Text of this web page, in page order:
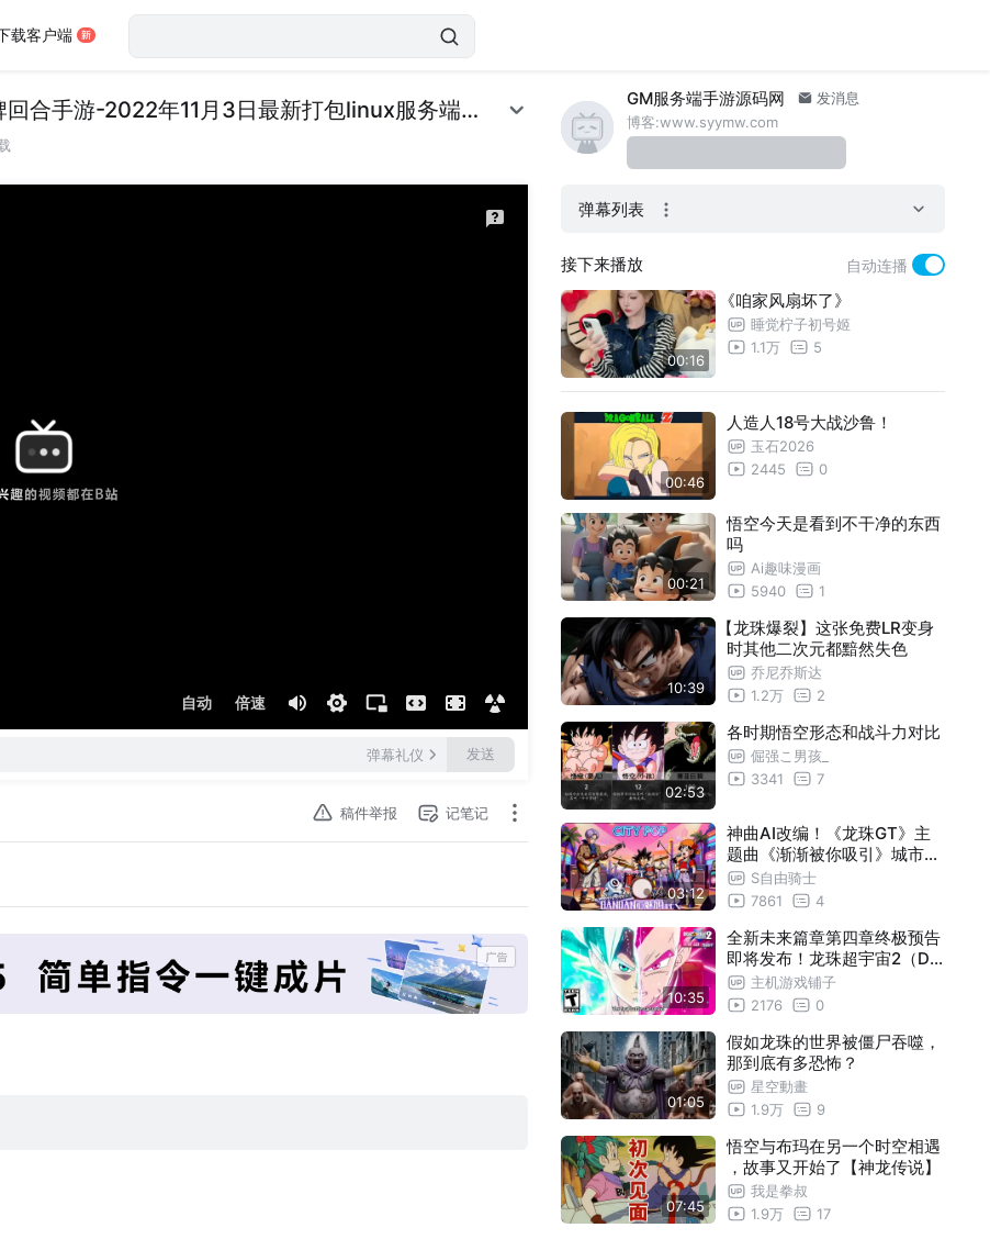
载客户端
【新七龙珠之龙珠觉醒】稀有经典动漫卡通卡牌回合手游-2022年11月3日最新打包linux服务端源码视频架设教程-完善CDK后台工具！
自动 倍速
弹幕礼仪 发送
稿件举报 记笔记
GM服务端手游源码网
发消息
博客:www.syymw.com
弹幕列表
接下来播放 自动连播
00:16
《咱家风扇坏了》
睡觉柠子初号姬
1.1万
5
00:46
人造人18号大战沙鲁！
玉石2026
2445
0
00:21
悟空今天是看到不干净的东西
吗
Ai趣味漫画
5940
1
10:39
【龙珠爆裂】这张免费LR变身
时其他二次元都黯然失色
乔尼乔斯达
1.2万
2
02:53
各时期悟空形态和战斗力对比
倔强こ男孩_
3341
7
03:12
神曲AI改编！《龙珠GT》主
题曲《渐渐被你吸引》城市流
行风S自由骑士
7861
4
10:35
全新未来篇章第四章终极预告
即将发布！龙珠超宇宙2（DL
C2）主机游戏铺子
2176
0
01:05
假如龙珠的世界被僵尸吞噬，
那到底有多恐怖？
星空動畫
1.9万
9
07:45
悟空与布玛在另一个时空相遇
，故事又开始了【神龙传说】
我是拳叔
1.9万
17